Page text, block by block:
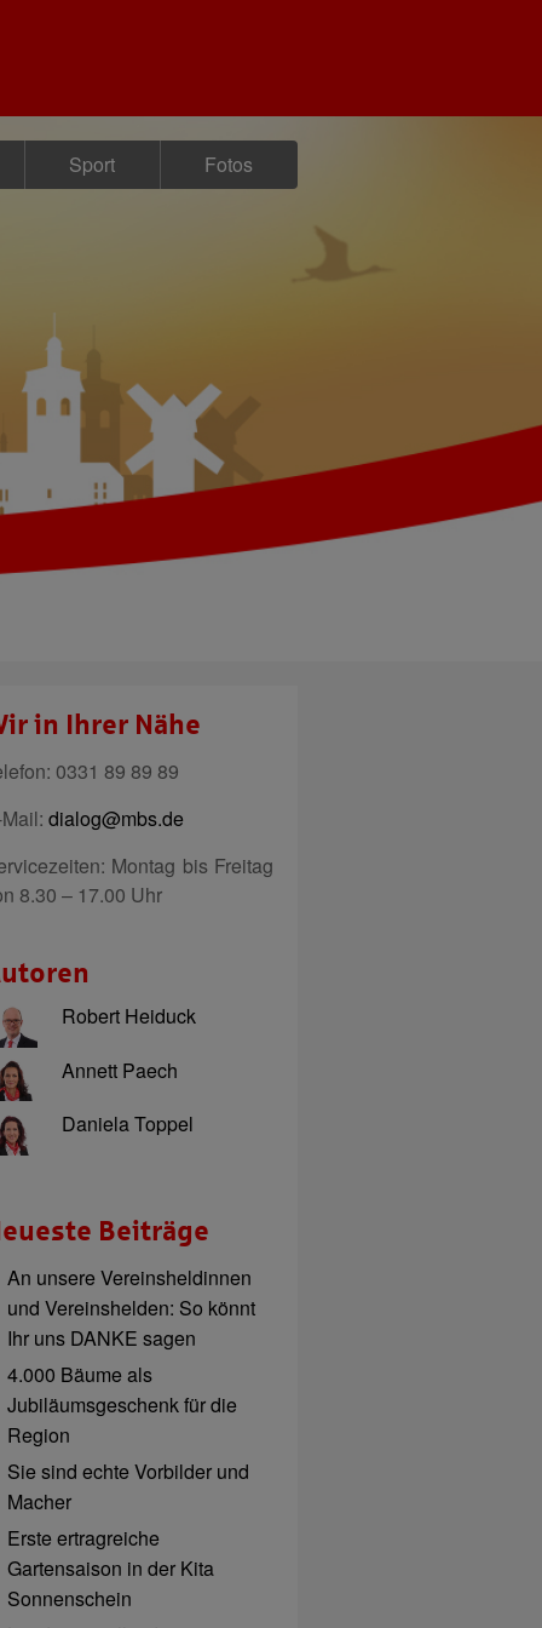
Sport Fotos
in Ihrer Nähe
0331 89 89 89
dialog@mbs.de
Montag bis Freitag
8.30 – 17.00 Uhr
Robert Heiduck
Annett Paech
Daniela Toppel
Beiträge
An unsere Vereinsheldinnen
und Vereinshelden: So könnt
Ihr uns DANKE sagen
4.000 Bäume als
Jubiläumsgeschenk für die
Region
Sie sind echte Vorbilder und
Macher
Erste ertragreiche
Gartensaison in der Kita
Sonnenschein